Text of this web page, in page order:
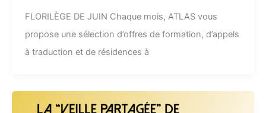
FLORILÈGE DE JUIN Chaque mois, ATLAS vous
propose une sélection d’offres de formation, d’appels
à traduction et de résidences à